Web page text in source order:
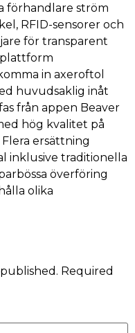
förhandlare ström
RFID-sensorer och
för transparent
in axeroftol
huvudsaklig inåt
från appen Beaver
hög kvalitet på
ersättning
inklusive traditionella
överföring
olika
Required